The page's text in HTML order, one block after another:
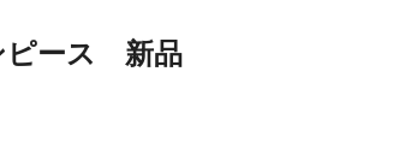
ピース 新品